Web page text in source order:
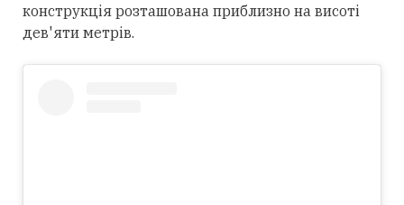
конструкція розташована приблизно на висоті
дев'яти метрів.